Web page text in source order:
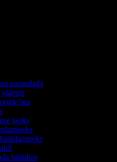
parandada
jaoks
hääldust